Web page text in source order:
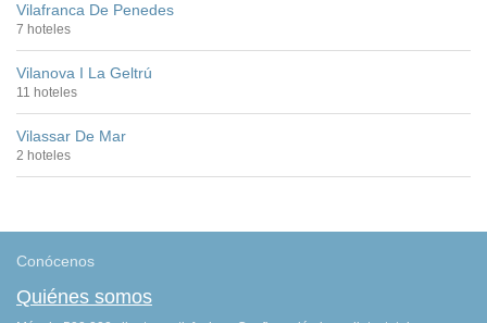
Vilafranca De Penedes
7 hoteles
Vilanova I La Geltrú
11 hoteles
Vilassar De Mar
2 hoteles
Conócenos
Quiénes somos